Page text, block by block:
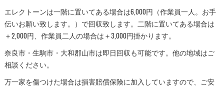
エレクトーンは一階に置いてある場合は6,000円（作業員一人。お手
伝いお願い致します。）で回収致します。二階に置いてある場合は
＋2,000円、作業員二人の場合は＋3,000円掛かります。
奈良市・生駒市・大和郡山市は即日回収も可能です。他の地域はご
相談ください。
万一家を傷つけた場合は損害賠償保険に加入していますので、ご安